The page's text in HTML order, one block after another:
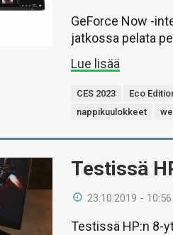
GeForce Now -
jatkossa pelata
Lue lisää
CES 2023 Eco
nappikuulokkeet
Testissä
23.10.2019 - 10:56
Testissä HP:n 8-